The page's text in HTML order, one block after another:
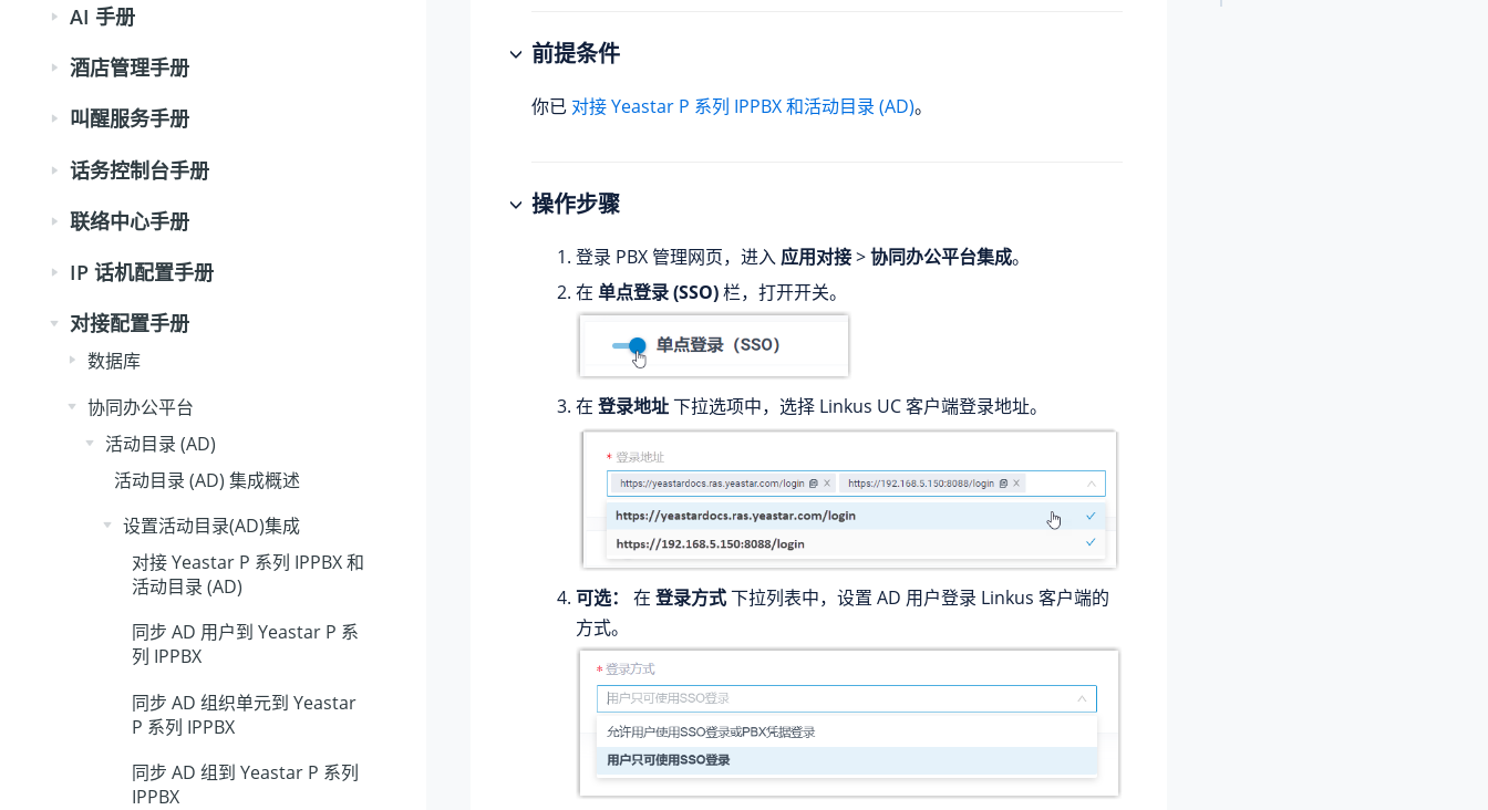
AI 手册
酒店管理手册
叫醒服务手册
话务控制台手册
联络中心手册
IP 话机配置手册
对接配置手册
数据库
协同办公平台
活动目录 (AD)
活动目录 (AD) 集成概述
设置活动目录(AD)集成
对接Yeastar P 系列 IPPBX和
活动目录 (AD)
同步 AD 用户到 Yeastar P 系
列 IPPBX
同步 AD 组织单元到 Yeastar
P 系列 IPPBX
同步 AD 组到 Yeastar P 系列
IPPBX
前提条件
你已 对接 Yeastar P 系列 IPPBX 和活动目录 (AD)。
操作步骤
登录 PBX 管理网页，进入 应用对接>协同办公平台集成。
在 单点登录 (SSO)栏，打开开关。
在 登录地址下拉选项中，选择 Linkus UC 客户端登录地址。
可选： 在 登录方式下拉列表中，设置 AD 用户登录 Linkus 客户端的
方式。